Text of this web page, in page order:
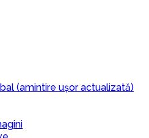
(amintire ușor actualizată)